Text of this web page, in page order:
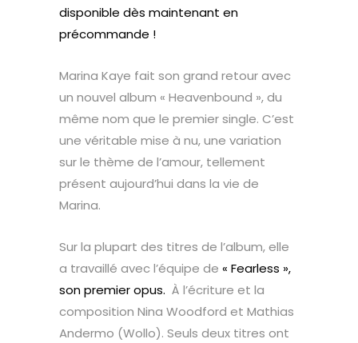
disponible dès maintenant en
précommande !
Marina Kaye fait son grand retour avec
un nouvel album « Heavenbound », du
même nom que le premier single. C’est
une véritable mise à nu, une variation
sur le thème de l’amour, tellement
présent aujourd’hui dans la vie de
Marina.
Sur la plupart des titres de l’album, elle
a travaillé avec l’équipe de « Fearless »,
son premier opus. À l’écriture et la
composition Nina Woodford et Mathias
Andermo (Wollo). Seuls deux titres ont